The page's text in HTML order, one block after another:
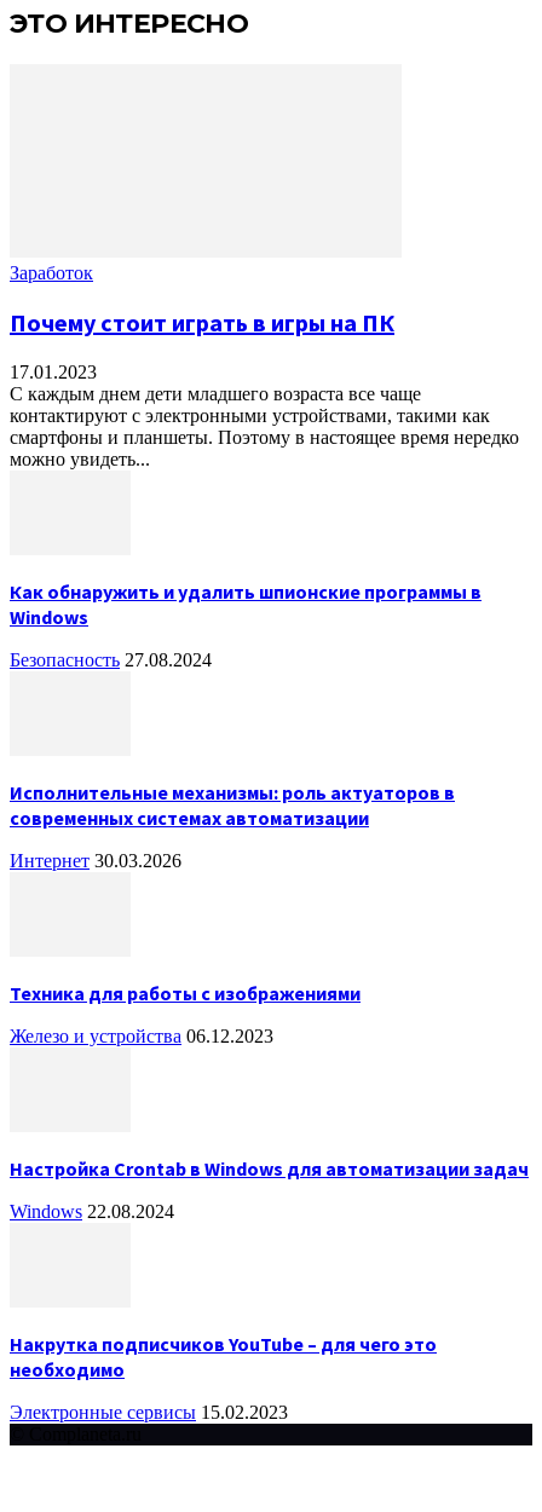
ЭТО ИНТЕРЕСНО
Заработок
Почему стоит играть в игры на ПК
17.01.2023
С каждым днем ​​дети младшего возраста все чаще
контактируют с электронными устройствами, такими как
смартфоны и планшеты. Поэтому в настоящее время нередко
можно увидеть...
Как обнаружить и удалить шпионские программы в
Windows
Безопасность 27.08.2024
Исполнительные механизмы: роль актуаторов в
современных системах автоматизации
Интернет 30.03.2026
Техника для работы с изображениями
Железо и устройства 06.12.2023
Настройка Crontab в Windows для автоматизации задач
Windows 22.08.2024
Накрутка подписчиков YouTube – для чего это
необходимо
Электронные сервисы 15.02.2023